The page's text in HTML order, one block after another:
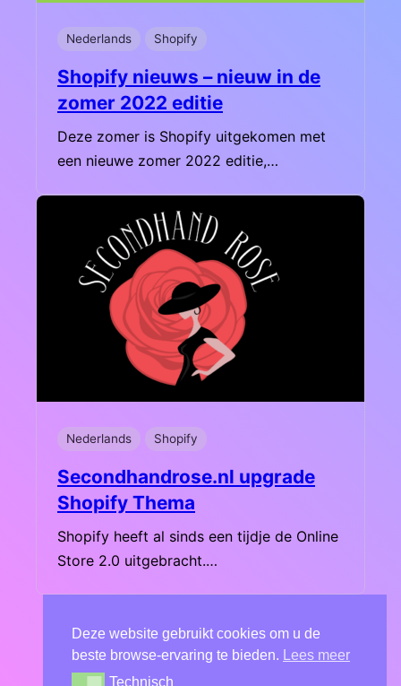
Nederlands Shopify
Shopify nieuws – nieuw in de
zomer 2022 editie
Deze zomer is Shopify uitgekomen met
een nieuwe zomer 2022 editie,…
Nederlands Shopify
Secondhandrose.nl upgrade
Shopify Thema
Shopify heeft al sinds een tijdje de Online
Store 2.0 uitgebracht.…
← Vorige pagina123
Deze website gebruikt cookies om u de
beste browse-ervaring te bieden.
Lees meer
Technisch